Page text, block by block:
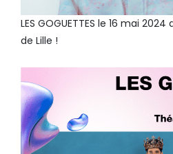
LES GOGUETTES le 16 mai
de Lille !